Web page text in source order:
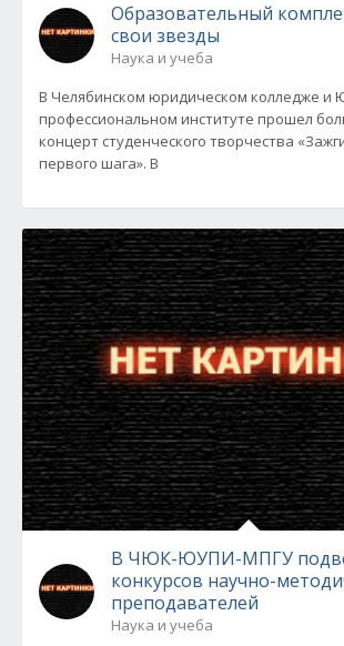
Образовательный
свои звезды
Наука и учеба
В Челябинском юридическом колледже и
профессиональном институте прошел
концерт студенческого творчества
первого шага». В
В ЧЮК-ЮУПИ-МПГУ
конкурсов научно-
преподавателей
Наука и учеба